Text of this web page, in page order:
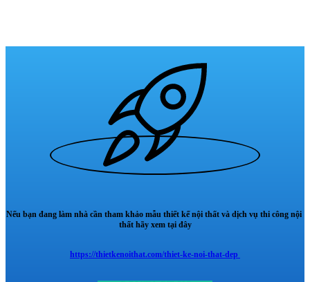
Nếu bạn đang làm nhà cần tham khảo mẫu thiết kế nội thất và dịch vụ thi công nội
thất hãy xem tại đây
https://thietkenoithat.com/thiet-ke-noi-that-dep